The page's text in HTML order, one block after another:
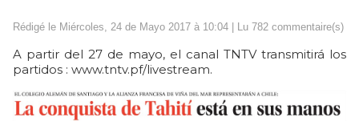
Rédigé le Miércoles, 24 de Mayo 2017 à 10:04 | Lu 782 commentaire(s)
A partir del 27 de mayo, el canal TNTV transmitirá los
partidos : www.tntv.pf/livestream.